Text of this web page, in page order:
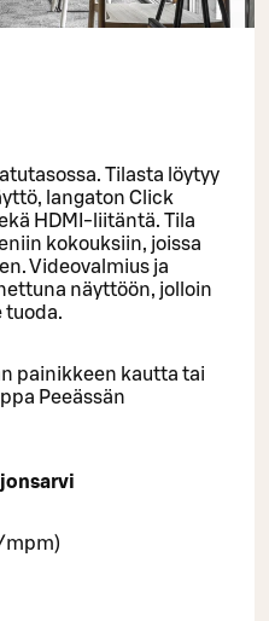
Tilasta löytyy
langaton Click
HDMI-liitäntä. Tila
kokouksiin, joissa
Videovalmius ja
näyttöön, jolloin
tuoda.
painikkeen kautta tai
Peeässän
mpm)